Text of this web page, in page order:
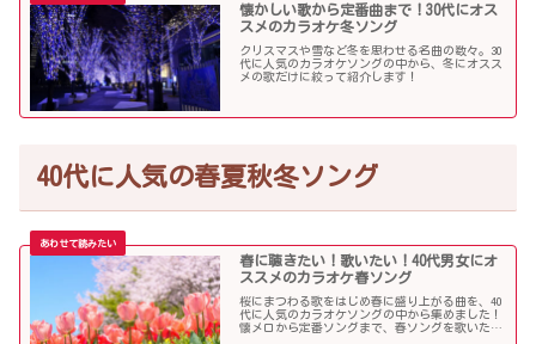
懐かしい歌から定番曲まで！30代にオス
スメのカラオケ冬ソング
クリスマスや雪など冬を思わせる名曲の数々。30
代に人気のカラオケソングの中から、冬にオスス
メの歌だけに絞って紹介します！
40代に人気の春夏秋冬ソング
春に聴きたい！歌いたい！40代男女にオ
ススメのカラオケ春ソング
桜にまつわる歌をはじめ春に盛り上がる曲を、40
代に人気のカラオケソングの中から集めました！
懐メロから定番ソングまで、春ソングを歌いたい